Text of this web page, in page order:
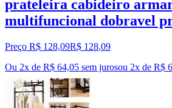
prateleira cabideiro
multifuncional dobravel
Preço R$ 128,09R$ 128,09
Ou 2x de R$ 64,05 sem jurosou 2x de R$